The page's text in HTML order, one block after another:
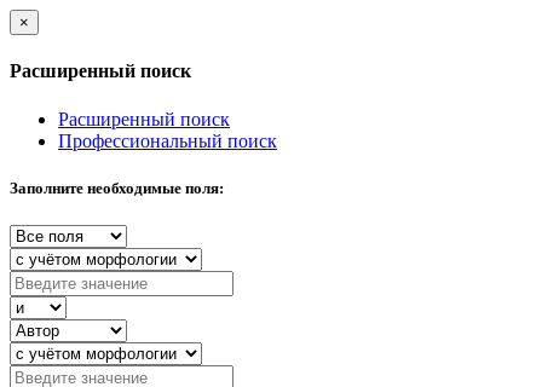
×
Расширенный поиск
Расширенный поиск
Профессиональный поиск
Заполните необходимые поля: